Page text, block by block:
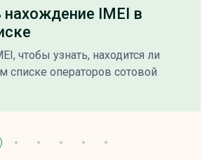
нахождение IMEI в
чтобы узнать, находится ли
списке операторов сотовой